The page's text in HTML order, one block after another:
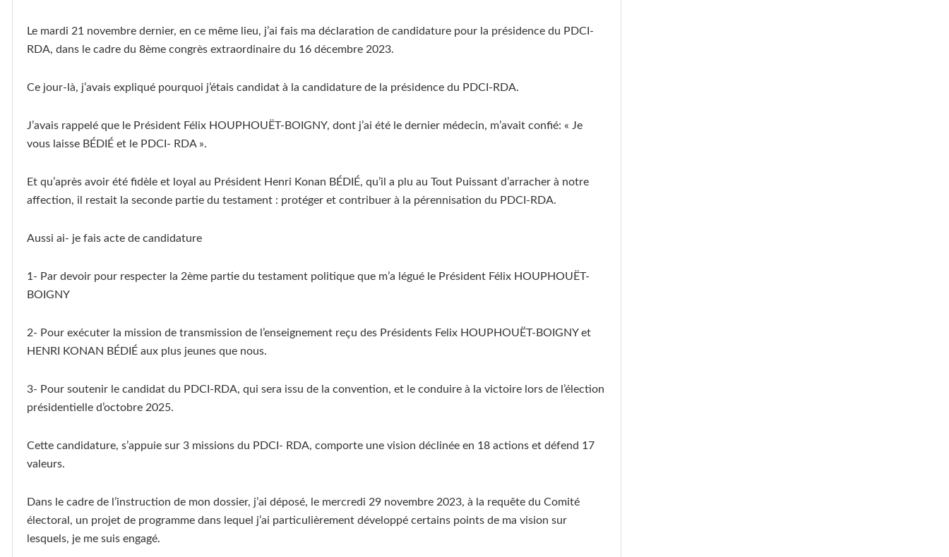
Le mardi 21 novembre dernier, en ce même lieu, j’ai fais ma déclaration de candidature pour la présidence du PDCI-
RDA, dans le cadre du 8ème congrès extraordinaire du 16 décembre 2023.
Ce jour-là, j’avais expliqué pourquoi j’étais candidat à la candidature de la présidence du PDCI-RDA.
J’avais rappelé que le Président Félix HOUPHOUËT-BOIGNY, dont j’ai été le dernier médecin, m’avait confié: « Je
vous laisse BÉDIÉ et le PDCI- RDA ».
Et qu’après avoir été fidèle et loyal au Président Henri Konan BÉDIÉ, qu’il a plu au Tout Puissant d’arracher à notre
affection, il restait la seconde partie du testament : protéger et contribuer à la pérennisation du PDCI-RDA.
Aussi ai- je fais acte de candidature
1- Par devoir pour respecter la 2ème partie du testament politique que m’a légué le Président Félix HOUPHOUËT-
BOIGNY
2- Pour exécuter la mission de transmission de l’enseignement reçu des Présidents Felix HOUPHOUËT-BOIGNY et
HENRI KONAN BÉDIÉ aux plus jeunes que nous.
3- Pour soutenir le candidat du PDCI-RDA, qui sera issu de la convention, et le conduire à la victoire lors de l’élection
présidentielle d’octobre 2025.
Cette candidature, s’appuie sur 3 missions du PDCI- RDA, comporte une vision déclinée en 18 actions et défend 17
valeurs.
Dans le cadre de l’instruction de mon dossier, j’ai déposé, le mercredi 29 novembre 2023, à la requête du Comité
électoral, un projet de programme dans lequel j’ai particulièrement développé certains points de ma vision sur
lesquels, je me suis engagé.